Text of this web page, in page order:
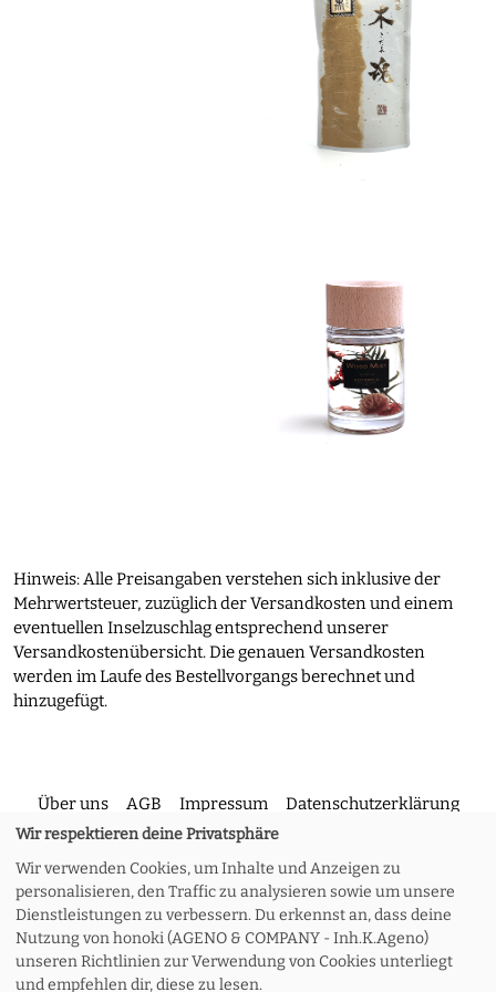
Hinweis: Alle Preisangaben verstehen sich inklusive der
Mehrwertsteuer, zuzüglich der Versandkosten und einem
eventuellen Inselzuschlag entsprechend unserer
Versandkostenübersicht. Die genauen Versandkosten
werden im Laufe des Bestellvorgangs berechnet und
hinzugefügt.
Über uns AGB Impressum Datenschutzerklärung
Kontakt Versand und Rückgabe Widerruf
Zahlungsoptionen Meine Bestellung
Wir respektieren deine Privatsphäre
Wir verwenden Cookies, um Inhalte und Anzeigen zu
personalisieren, den Traffic zu analysieren sowie um unsere
Dienstleistungen zu verbessern. Du erkennst an, dass deine
Nutzung von honoki (AGENO & COMPANY - Inh.K.Ageno)
unseren Richtlinien zur Verwendung von Cookies unterliegt
und empfehlen dir, diese zu lesen.